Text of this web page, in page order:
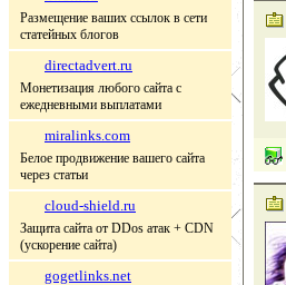
Размещение ваших ссылок в сети
статейных блогов
directadvert.ru
Монетизация любого сайта с
ежедневными выплатами
miralinks.com
Белое продвижение вашего сайта
через статьи
cloud-shield.ru
Защита сайта от DDos атак + CDN
(ускорение сайта)
gogetlinks.net